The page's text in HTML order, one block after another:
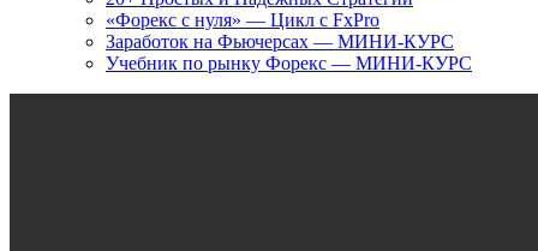
«Форекс с нуля» — Цикл с FxPro
Заработок на Фьючерсах — МИНИ-КУРС
Учебник по рынку Форекс — МИНИ-КУРС